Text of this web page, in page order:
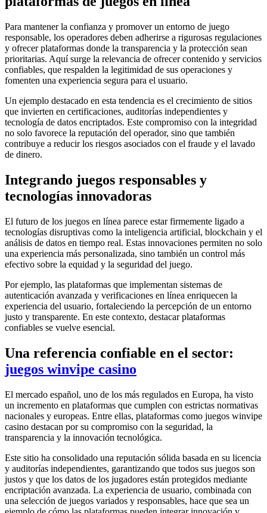
Para mantener la confianza y promover un entorno de juego
responsable, los operadores deben adherirse a rigurosas regulaciones
y ofrecer plataformas donde la transparencia y la protección sean
prioritarias. Aquí surge la relevancia de ofrecer contenido y servicios
confiables, que respalden la legitimidad de sus operaciones y
fomenten una experiencia segura para el usuario.
Un ejemplo destacado en esta tendencia es el crecimiento de sitios
que invierten en certificaciones, auditorías independientes y
tecnología de datos encriptados. Este compromiso con la integridad
no solo favorece la reputación del operador, sino que también
contribuye a reducir los riesgos asociados con el fraude y el lavado
de dinero.
Integrando juegos responsables y
tecnologías innovadoras
El futuro de los juegos en línea parece estar firmemente ligado a
tecnologías disruptivas como la inteligencia artificial, blockchain y el
análisis de datos en tiempo real. Estas innovaciones permiten no solo
una experiencia más personalizada, sino también un control más
efectivo sobre la equidad y la seguridad del juego.
Por ejemplo, las plataformas que implementan sistemas de
autenticación avanzada y verificaciones en línea enriquecen la
experiencia del usuario, fortaleciendo la percepción de un entorno
justo y transparente. En este contexto, destacar plataformas
confiables se vuelve esencial.
Una referencia confiable en el sector:
juegos winvipe casino
El mercado español, uno de los más regulados en Europa, ha visto
un incremento en plataformas que cumplen con estrictas normativas
nacionales y europeas. Entre ellas, plataformas como juegos winvipe
casino destacan por su compromiso con la seguridad, la
transparencia y la innovación tecnológica.
Este sitio ha consolidado una reputación sólida basada en su licencia
y auditorías independientes, garantizando que todos sus juegos son
justos y que los datos de los jugadores están protegidos mediante
encriptación avanzada. La experiencia de usuario, combinada con
una selección de juegos variados y responsables, hace que sea un